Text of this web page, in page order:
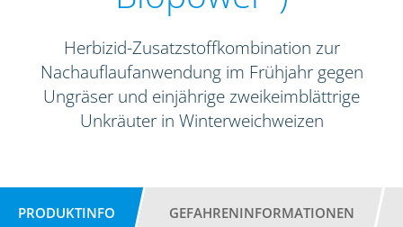
Herbizid-Zusatzstoffkombination zur
Nachauflaufanwendung im Frühjahr gegen
Ungräser und einjährige zweikeimblättrige
Unkräuter in Winterweichweizen
PRODUKTINFO GEFAHRENINFORMATIONEN